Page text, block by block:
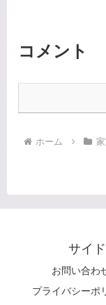
コメント
ホーム
サイ
お問い合わ
プライバシーポ